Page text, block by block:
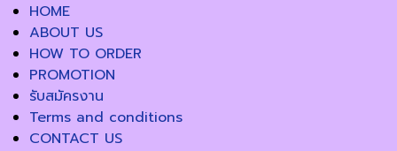
HOME
ABOUT US
HOW TO ORDER
PROMOTION
รับสมัครงาน
Terms and conditions
CONTACT US